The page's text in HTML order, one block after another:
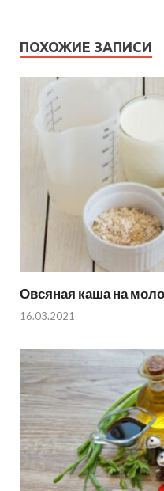
ПОХОЖИЕ ЗАПИСИ
Овсяная каша на
16.03.2021